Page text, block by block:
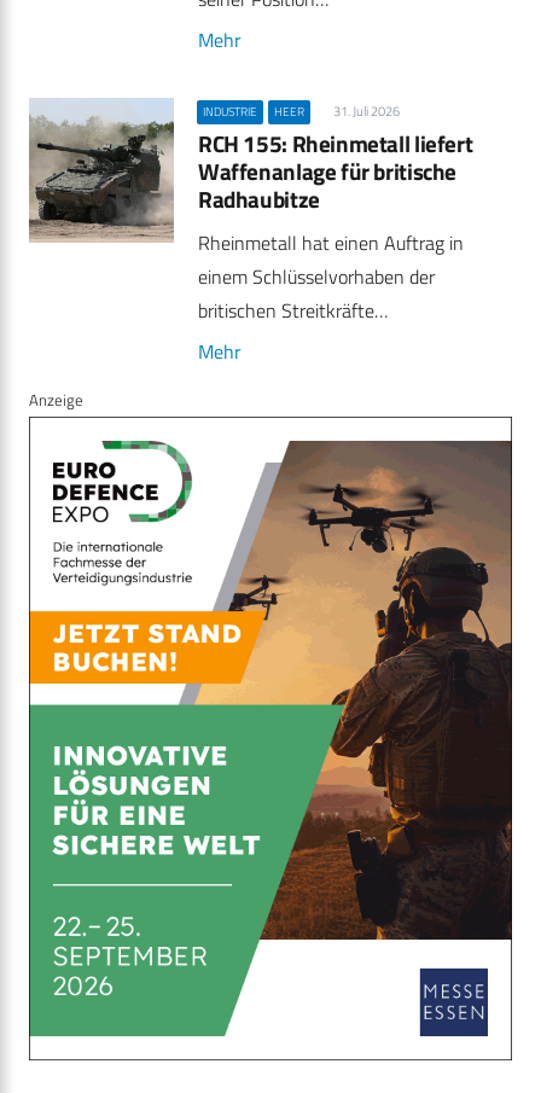
Mehr
INDUSTRIE HEER 31. Juli 2026
RCH 155: Rheinmetall liefert
Waffenanlage für britische
Radhaubitze
Rheinmetall hat einen Auftrag in
einem Schlüsselvorhaben der
britischen Streitkräfte…
Mehr
Anzeige